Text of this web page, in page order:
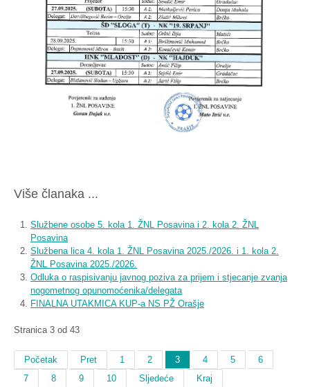
Više članaka ...
Službene osobe 5. kola 1. ŽNL Posavina i 2. kola 2. ŽNL
Posavina
Službena lica 4. kola 1. ŽNL Posavina 2025./2026. i 1. kola 2.
ŽNL Posavina 2025./2026.
Odluka o raspisivanju javnog poziva za prijem i stjecanje zvanja
nogometnog opunomoćenika/delegata
FINALNA UTAKMICA KUP-a NS PŽ Orašje
Stranica 3 od 43
Početak Pret 1 2 3 4 5
6
7
8 9 10 Sljedeće Kraj